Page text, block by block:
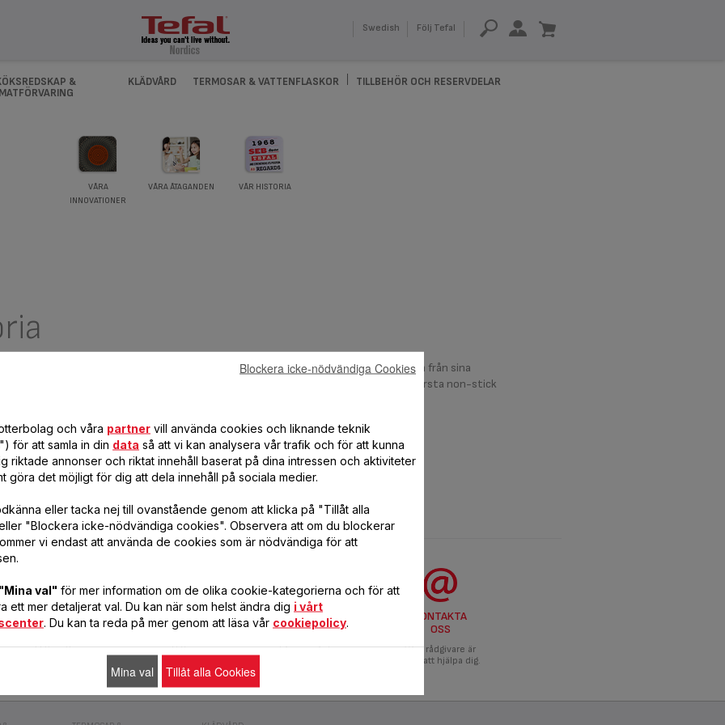
Swedish Följ Tefal
&
MATFÖRVARING
KLÄDVÅRD TERMOSAR & VATTENFLASKOR TILLBEHÖR OCH RESERVDELAR
VÅRA
INNOVATIONER
VÅRA ÅTAGANDEN VÅR HISTORIA
sedan. 1954, följde Marc Grégoire sin frus, Colette Grégoire, råd och använde Teflon från sina
Resultatet var enastående! Två år senare grundades Tefal för att producera de första non-stick
som gör skillnad i ditt liv.
SERVICECENTER
Hitta ett
INSTRUKTIONS
MANUALER
Hitta
till din Tefal-produkt
VANLIGA
FRÅGOR
Få svar på dina
KONTAKTA
OSS
Våra rådgivare är
redo att hjälpa dig.
och våra partner vill använda cookies och liknande teknik
för att samla in din data så att vi kan analysera vår trafik och för att kunna
riktade annonser och riktat innehåll baserat på dina intressen och aktiviteter
göra det möjligt för dig att dela innehåll på sociala medier.
eller tacka nej till ovanstående genom att klicka på "Tillåt alla
"Blockera icke-nödvändiga cookies". Observera att om du blockerar
vi endast att använda de cookies som är nödvändiga för att
"Mina val" för mer information om de olika cookie-kategorierna och för att
ett mer detaljerat val. Du kan när som helst ändra dig i vårt
. Du kan ta reda på mer genom att läsa vår cookiepolicy.
Blockera icke-nödvändiga Cookies
Mina val Tillåt alla Cookies